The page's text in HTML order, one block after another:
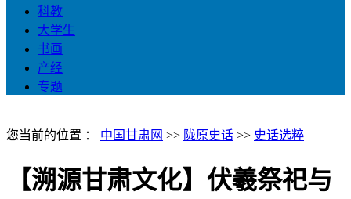
科教
大学生
书画
产经
专题
您当前的位置 ： 中国甘肃网 >> 陇原史话 >> 史话选粹
【溯源甘肃文化】伏羲祭祀与